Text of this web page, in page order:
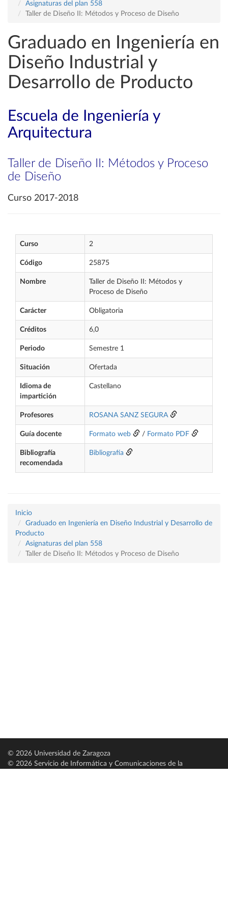
Asignaturas del plan 558
Taller de Diseño II: Métodos y Proceso de Diseño
Graduado en Ingeniería en
Diseño Industrial y
Desarrollo de Producto
Escuela de Ingeniería y
Arquitectura
Taller de Diseño II: Métodos y Proceso
de Diseño
Curso 2017-2018
Curso 2
Código 25875
Nombre
Taller de Diseño II: Métodos y
Proceso de Diseño
Carácter Obligatoria
Créditos 6,0
Periodo Semestre 1
Situación Ofertada
Idioma de
impartición
Castellano
Profesores ROSANA SANZ SEGURA
Guía docente Formato web / Formato PDF
Bibliografía
recomendada
Bibliografía
Inicio
Graduado en Ingeniería en Diseño Industrial y Desarrollo de
Producto
Asignaturas del plan 558
Taller de Diseño II: Métodos y Proceso de Diseño
© 2026 Universidad de Zaragoza
© 2026 Servicio de Informática y Comunicaciones de la